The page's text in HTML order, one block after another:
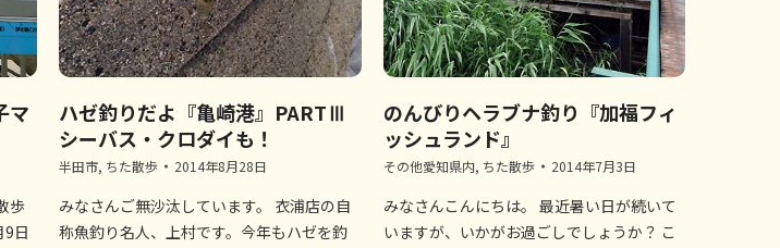
マ
歩
9日
ハゼ釣りだよ『亀崎港』PARTⅢ
シーバス・クロダイも！
半田市, ちた散歩 2014年8月28日
みなさんご無沙汰しています。 衣浦店の自
称魚釣り名人、上村です。今年もハゼを釣
のんびりヘラブナ釣り『加福フィ
ッシュランド』
その他愛知県内, ちた散歩 2014年7月3日
みなさんこんにちは。 最近暑い日が続いて
いますが、いかがお過ごしでしょうか？ こ